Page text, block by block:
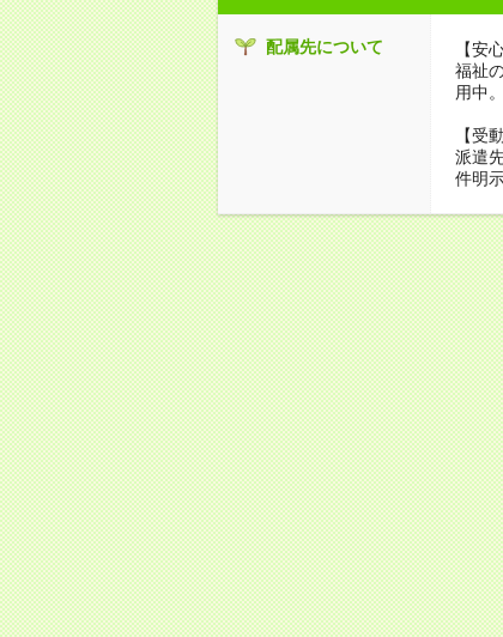
配属先について
【安
福祉
用中
【受
派遣
件明